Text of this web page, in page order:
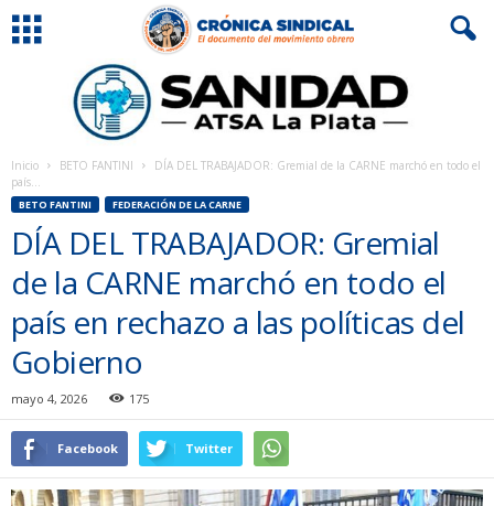
Inicio BETO FANTINI
DÍA DEL TRABAJADOR: Gremial de la CARNE marchó en todo el
país...
BETO FANTINI FEDERACIÓN DE LA CARNE
DÍA DEL TRABAJADOR: Gremial
de la CARNE marchó en todo el
país en rechazo a las políticas del
Gobierno
mayo 4, 2026 175
Facebook Twitter